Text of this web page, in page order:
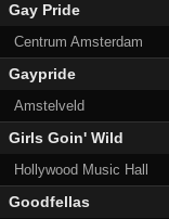
Gay Pride
Centrum Amsterdam
Gaypride
Amstelveld
Girls Goin' Wild
Hollywood Music Hall
Goodfellas